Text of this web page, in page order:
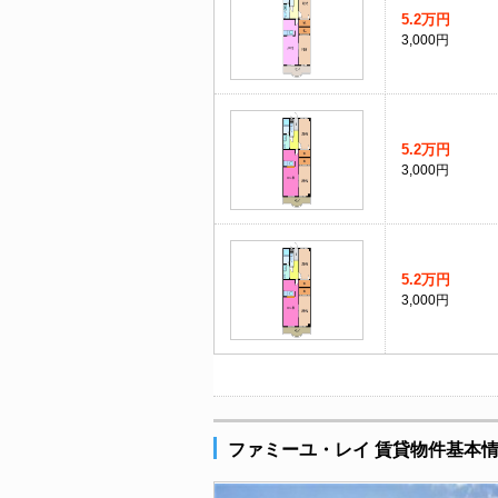
5.2万円
3,000円
5.2万円
3,000円
5.2万円
3,000円
ファミーユ・レイ 賃貸物件基本